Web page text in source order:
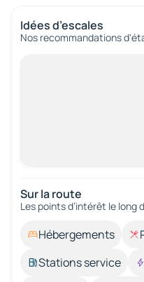
Idées d’escales
Nos recommandations
Sur la route
Les points d’intérêt le long
Hébergements
Stations service